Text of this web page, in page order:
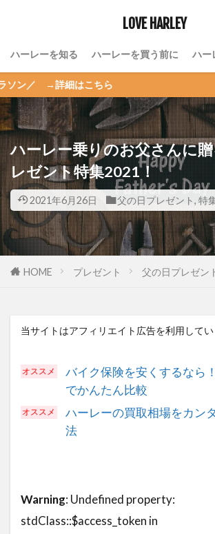
LOVE HARLEY
ハーレーを知る ハーレーを買う前に ハー
こちら
ハーレー乗りのお父さんに
レゼント特集2021！
2021年6月26日 父の日プレゼント, 特
HOME プレゼント 父の日プレゼン
当サイトはアフィリエイト広告を利用して
バイク保険を安くするなら
でかんたん比較
ハーレーの買取相場をカン
法
Warning: Undefined property:
stdClass::$access_token in